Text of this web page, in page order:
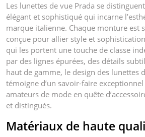
Les lunettes de vue Prada se
élégant et sophistiqué qui incarne
marque italienne. Chaque monture est
conçue pour allier style et
qui les portent une touche de classe
par des lignes épurées, des détails
haut de gamme, le design des lunettes
témoigne d’un savoir-faire
amateurs de mode en quête
et distingués.
Matériaux de haute